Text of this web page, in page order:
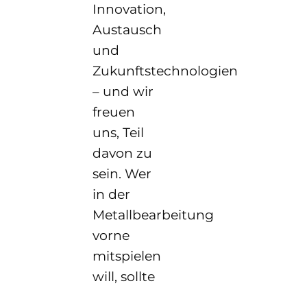
Innovation,
Austausch
und
Zukunftstechnologien
– und wir
freuen
uns, Teil
davon zu
sein. Wer
in der
Metallbearbeitung
vorne
mitspielen
will, sollte